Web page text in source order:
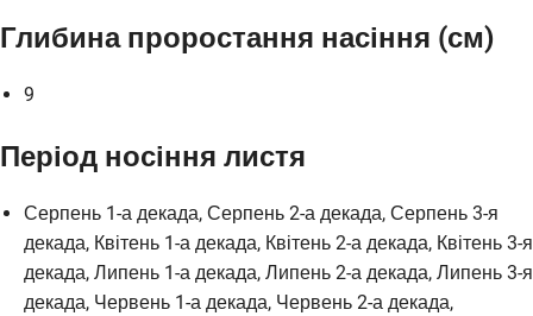
Глибина проростання насіння (см)
9
Період носіння листя
Серпень 1-а декада, Серпень 2-а декада, Серпень 3-я
декада, Квітень 1-а декада, Квітень 2-а декада, Квітень 3-я
декада, Липень 1-а декада, Липень 2-а декада, Липень 3-я
декада, Червень 1-а декада, Червень 2-а декада,